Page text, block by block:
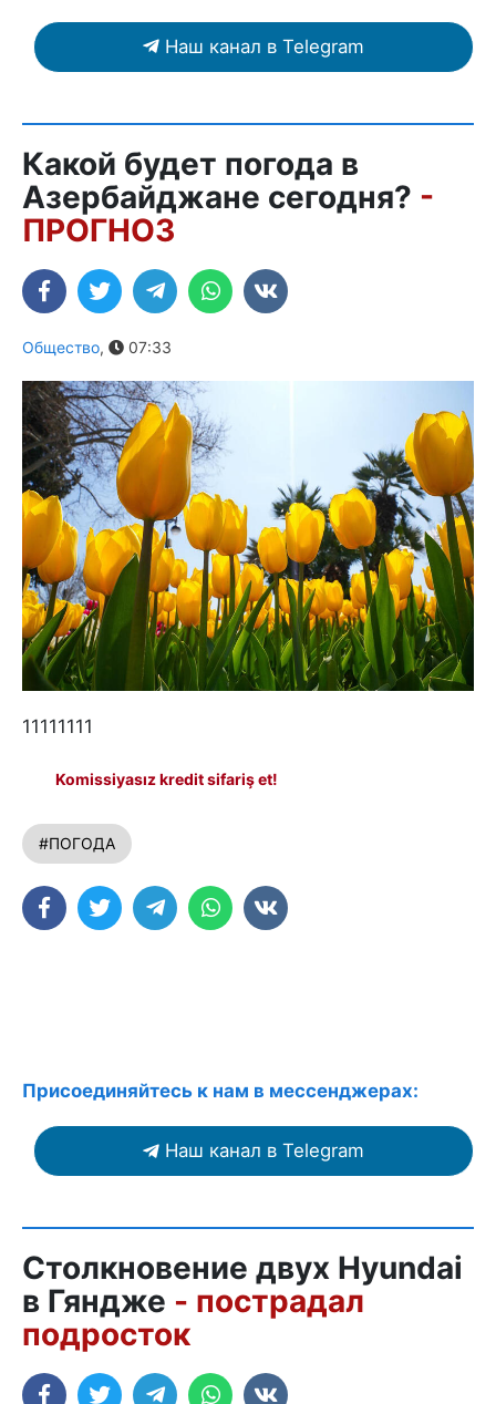
Наш канал в Telegram
Какой будет погода в
Азербайджане сегодня? -
ПРОГНОЗ
Общество, 07:33
11111111
Komissiyasız kredit sifariş et!
#ПОГОДА
Присоединяйтесь к нам в мессенджерах:
Наш канал в Telegram
Столкновение двух Hyundai
в Гяндже - пострадал
подросток